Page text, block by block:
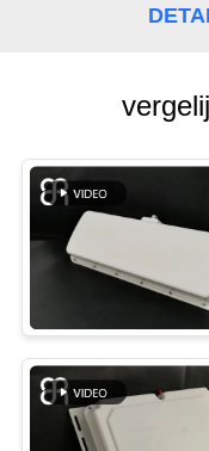
VERZOEK
OM
EEN
CITAAT
SITEMAP